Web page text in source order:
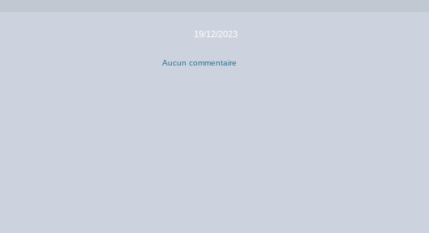
19/12/2023
Aucun commentaire